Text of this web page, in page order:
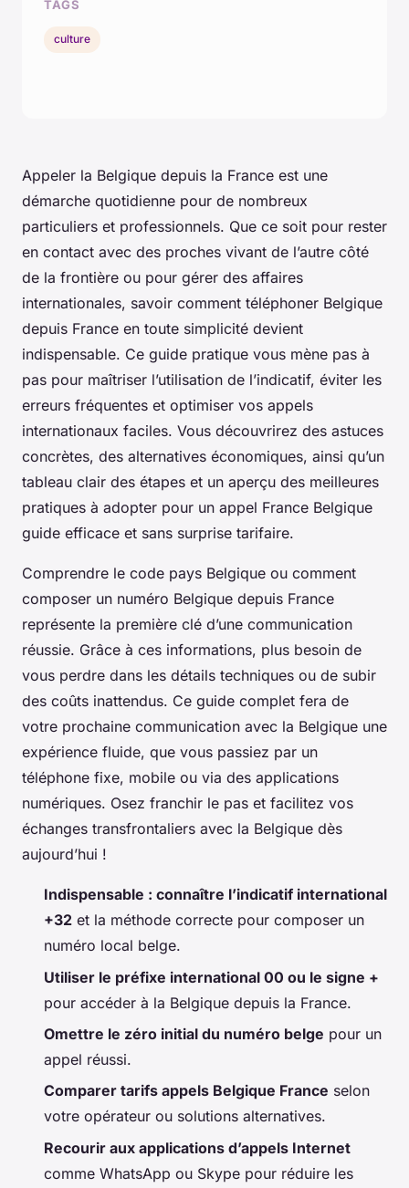
Appeler la Belgique depuis la France est une
démarche quotidienne pour de nombreux
particuliers et professionnels. Que ce soit pour rester
en contact avec des proches vivant de l’autre côté
de la frontière ou pour gérer des affaires
internationales, savoir comment téléphoner Belgique
depuis France en toute simplicité devient
indispensable. Ce guide pratique vous mène pas à
pas pour maîtriser l’utilisation de l’indicatif, éviter les
erreurs fréquentes et optimiser vos appels
internationaux faciles. Vous découvrirez des astuces
concrètes, des alternatives économiques, ainsi qu’un
tableau clair des étapes et un aperçu des meilleures
pratiques à adopter pour un appel France Belgique
guide efficace et sans surprise tarifaire.
Comprendre le code pays Belgique ou comment
composer un numéro Belgique depuis France
représente la première clé d’une communication
réussie. Grâce à ces informations, plus besoin de
vous perdre dans les détails techniques ou de subir
des coûts inattendus. Ce guide complet fera de
votre prochaine communication avec la Belgique une
expérience fluide, que vous passiez par un
téléphone fixe, mobile ou via des applications
numériques. Osez franchir le pas et facilitez vos
échanges transfrontaliers avec la Belgique dès
aujourd’hui !
Indispensable : connaître l’indicatif international
+32 et la méthode correcte pour composer un
numéro local belge.
Utiliser le préfixe international 00 ou le signe +
pour accéder à la Belgique depuis la France.
Omettre le zéro initial du numéro belge pour un
appel réussi.
Comparer tarifs appels Belgique France selon
votre opérateur ou solutions alternatives.
Recourir aux applications d’appels Internet
comme WhatsApp ou Skype pour réduire les
TAGS
culture